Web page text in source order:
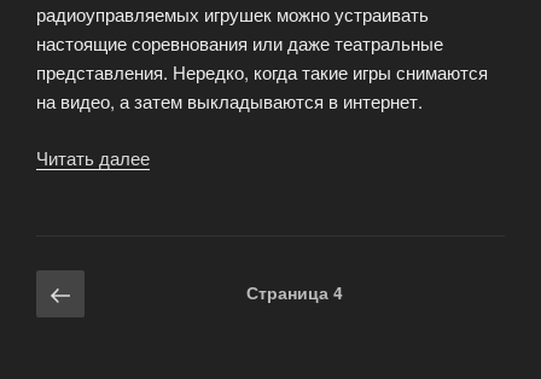
радиоуправляемых игрушек можно устраивать
настоящие соревнования или даже театральные
представления. Нередко, когда такие игры снимаются
на видео, а затем выкладываются в интернет.
Читать далее
Навигация
по
Предыдущая
страница
Страница 4